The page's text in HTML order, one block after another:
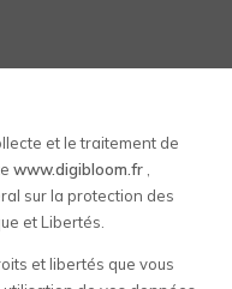
et le traitement de
www.digibloom.fr
sur la protection des
et Libertés.
et libertés que vous